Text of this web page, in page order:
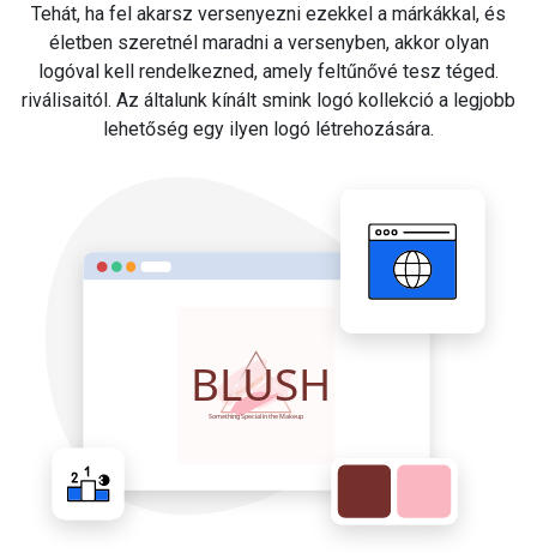
Tehát, ha fel akarsz versenyezni ezekkel a márkákkal, és
életben szeretnél maradni a versenyben, akkor olyan
logóval kell rendelkezned, amely feltűnővé tesz téged.
riválisaitól. Az általunk kínált smink logó kollekció a legjobb
lehetőség egy ilyen logó létrehozására.